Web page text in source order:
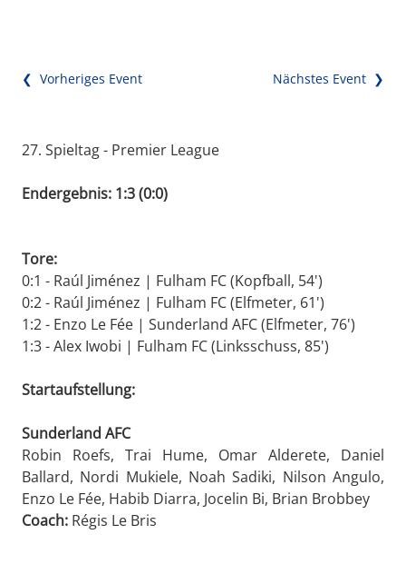
❮ Vorheriges Event Nächstes Event ❯
27. Spieltag - Premier League
Endergebnis: 1:3 (0:0)
Tore:
0:1 - Raúl Jiménez | Fulham FC (Kopfball, 54')
0:2 - Raúl Jiménez | Fulham FC (Elfmeter, 61')
1:2 - Enzo Le Fée | Sunderland AFC (Elfmeter, 76')
1:3 - Alex Iwobi | Fulham FC (Linksschuss, 85')
Startaufstellung:
Sunderland AFC
Robin Roefs, Trai Hume, Omar Alderete, Daniel
Ballard, Nordi Mukiele, Noah Sadiki, Nilson Angulo,
Enzo Le Fée, Habib Diarra, Jocelin Bi, Brian Brobbey
Coach: Régis Le Bris